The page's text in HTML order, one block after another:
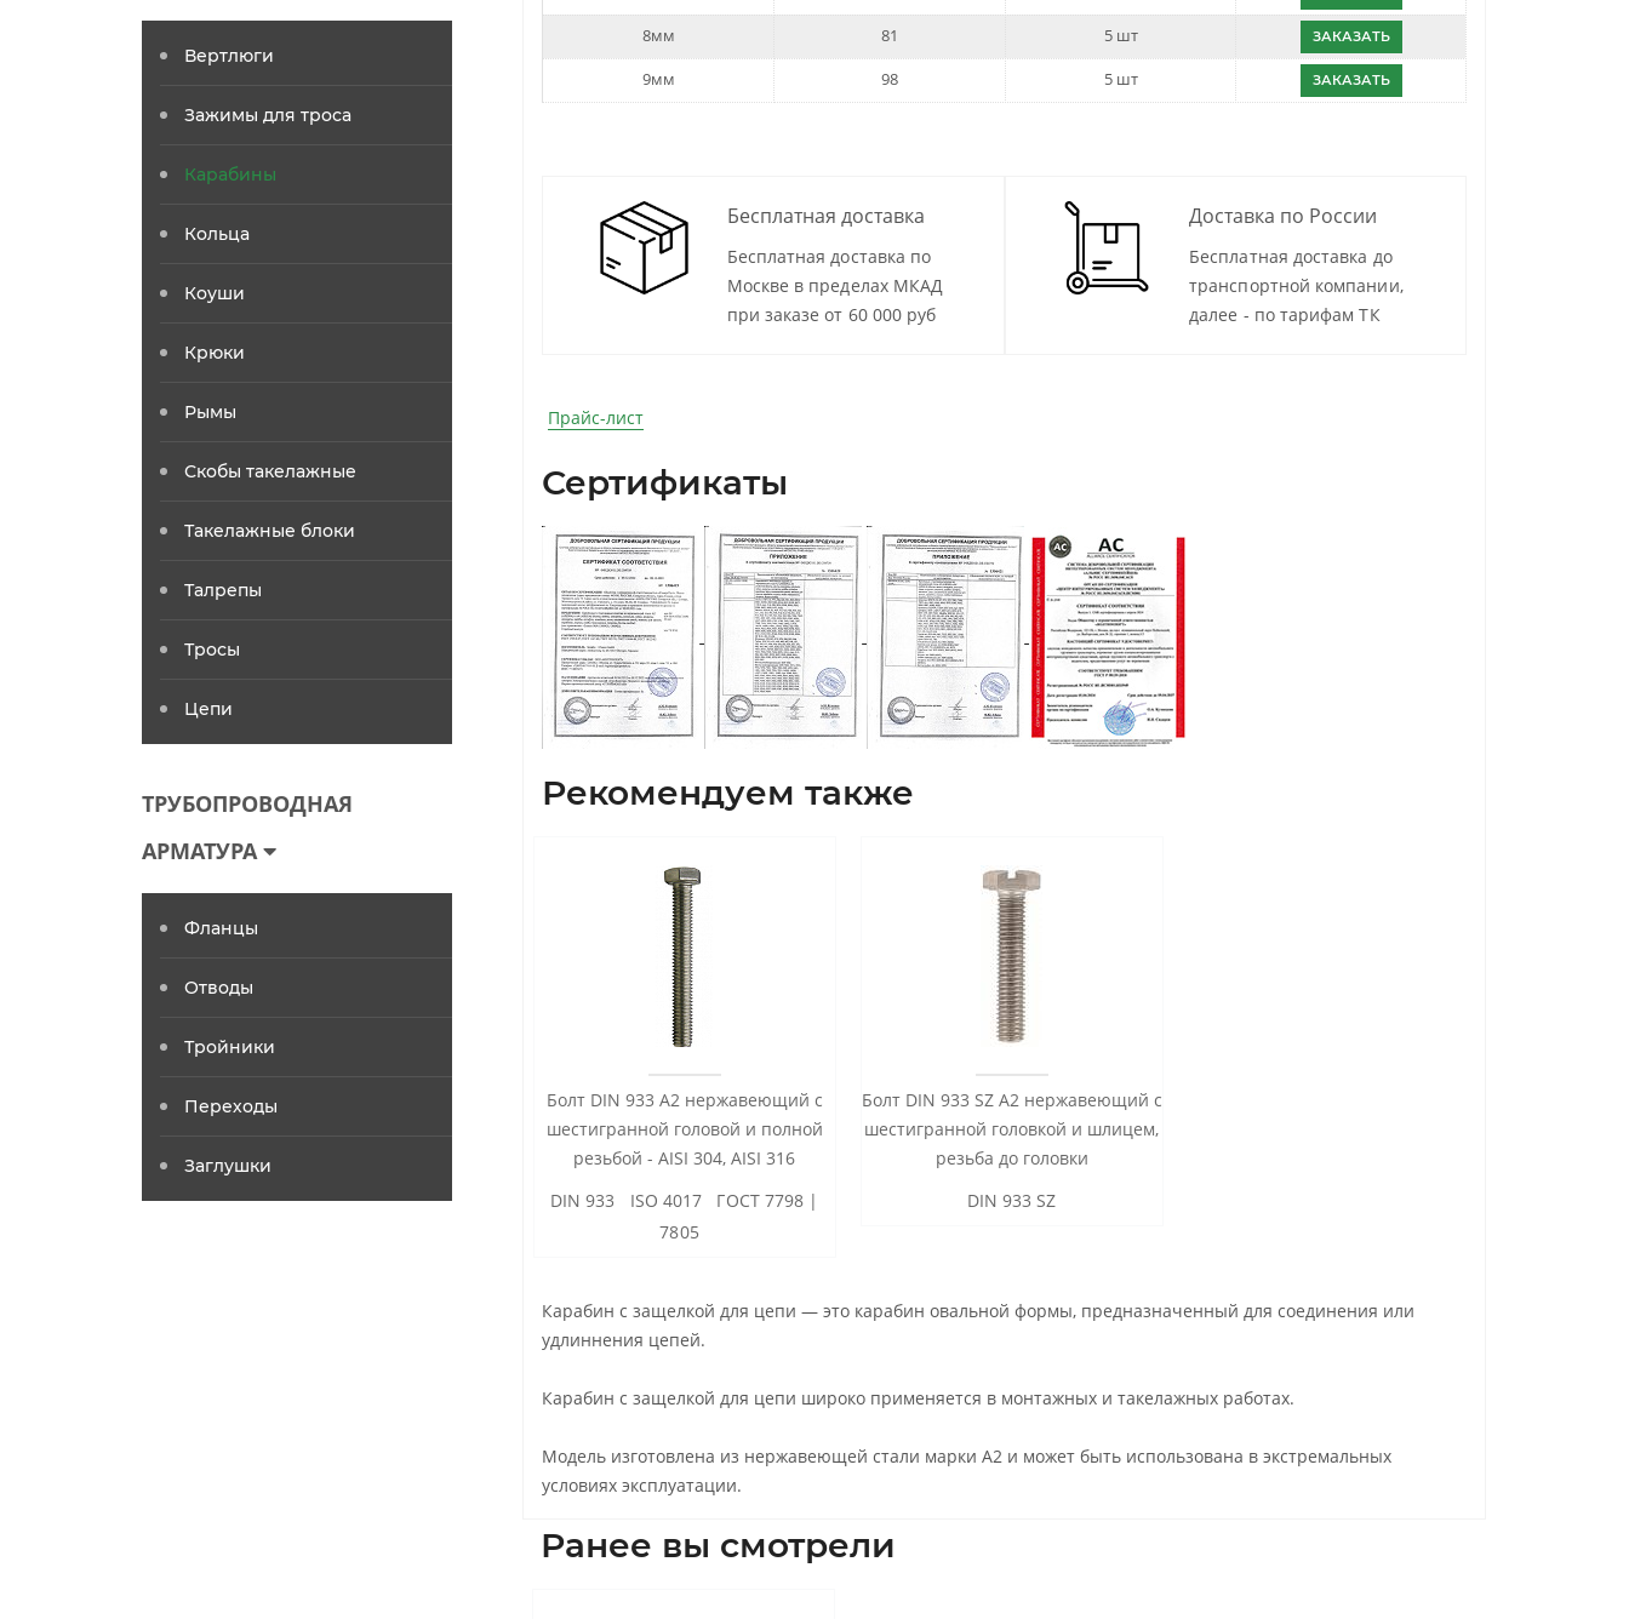
8мм 81 5 шт ЗАКАЗАТЬ
9мм 98 5 шт ЗАКАЗАТЬ
Бесплатная доставка
Бесплатная доставка по
Москве в пределах МКАД
при заказе от 60 000 руб
Доставка по России
Бесплатная доставка до
транспортной компании,
далее - по тарифам ТК
Прайс-лист
Сертификаты
Рекомендуем также
Болт DIN 933 А2 нержавеющий с
шестигранной головой и полной
резьбой - AISI 304, AISI 316
DIN 933 ISO 4017 ГОСТ 7798 |
7805
Болт DIN 933 SZ А2 нержавеющий с
шестигранной головкой и шлицем,
резьба до головки
DIN 933 SZ
Карабин с защелкой для цепи — это карабин овальной формы, предназначенный для соединения или
удлиннения цепей.
Карабин с защелкой для цепи широко применяется в монтажных и такелажных работах.
Модель изготовлена из нержавеющей стали марки А2 и может быть использована в экстремальных
условиях эксплуатации.
Ранее вы смотрели
Вертлюги
Зажимы для троса
Карабины
Кольца
Коуши
Крюки
Рымы
Скобы такелажные
Такелажные блоки
Талрепы
Тросы
Цепи
ТРУБОПРОВОДНАЯ
АРМАТУРА
Фланцы
Отводы
Тройники
Переходы
Заглушки